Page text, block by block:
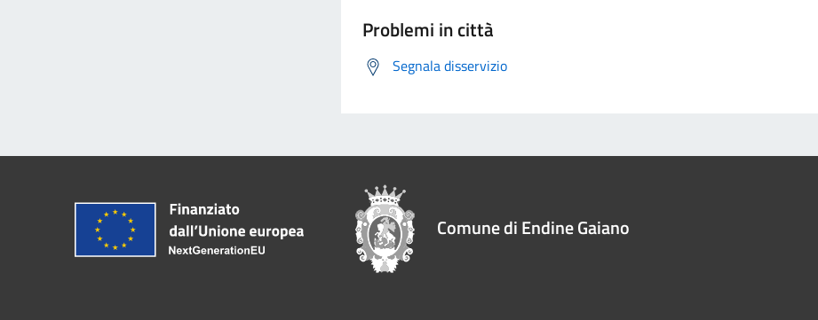
Problemi in città
Segnala disservizio
Comune di Endine Gaiano